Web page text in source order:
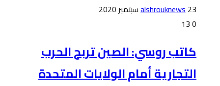
alshrouknews23 سبتمبر 2020
0
كاتب روسي: الصين تربح الحرب
التجارية أمام الولايات المتحدة